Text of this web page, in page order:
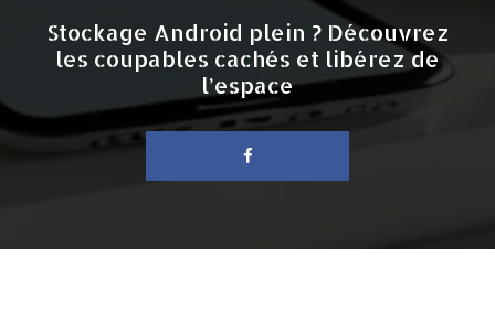
Stockage Android plein ? Découvrez
les coupables cachés et libérez de
l’espace